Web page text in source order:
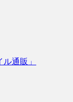
通販」